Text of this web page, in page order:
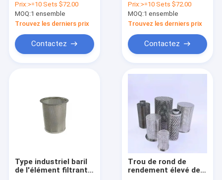
industriel OD 65mm
Prix:>=10 Sets $72.00
MOQ:1 ensemble
Trouvez les derniers prix
Contactez
en métal de Mesh Iso
9001 de trou 250mm
Prix:>=10 Sets $72.00
MOQ:1 ensemble
Trouvez les derniers prix
Contactez
Type industriel baril
de l'élément filtrant
Trou de rond de
rendement élevé de